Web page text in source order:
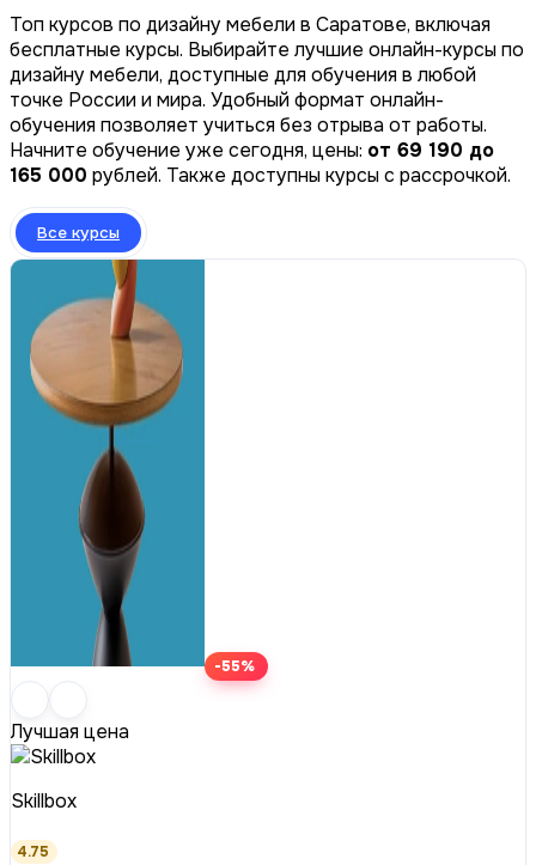
Топ курсов по дизайну мебели в Саратове, включая
бесплатные курсы. Выбирайте лучшие онлайн-курсы по
дизайну мебели, доступные для обучения в любой
точке России и мира. Удобный формат онлайн-
обучения позволяет учиться без отрыва от работы.
Начните обучение уже сегодня, цены: от 69 190 до
165 000 рублей. Также доступны курсы с рассрочкой.
Все курсы
-55%
Лучшая цена
Skillbox
4.75